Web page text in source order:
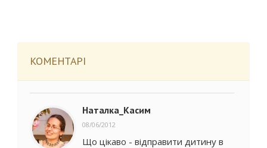
КОМЕНТАРІ
Наталка_Касим
08/06/2012
Що цікаво - відправити дитину в